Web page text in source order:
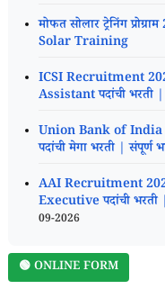
मोफत सोलार ट्रेनिंग
Solar Training
ICSI Recruitment
Assistant पदांची भरती
Union Bank of India
पदांची मेगा भरती | संपूर्ण
AAI Recruitment
Executive पदांची भरती
09-2026
🟢 ONLINE FORM